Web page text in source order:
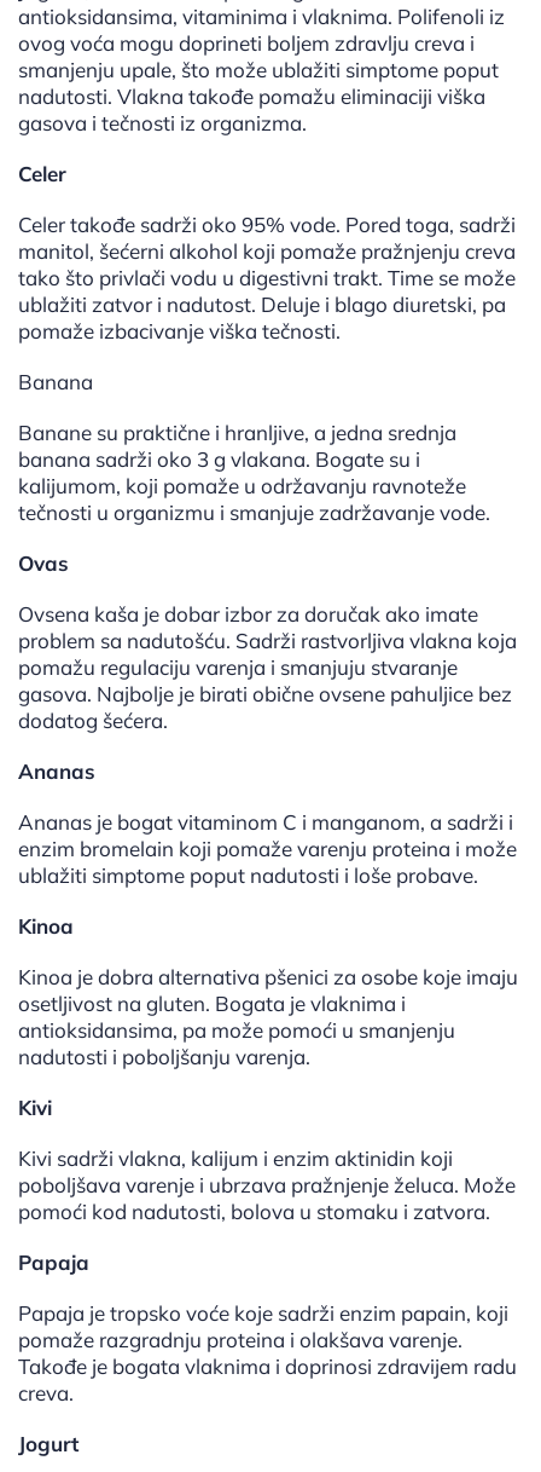
antioksidansima, vitaminima i vlaknima. Polifenoli iz
ovog voća mogu doprineti boljem zdravlju creva i
smanjenju upale, što može ublažiti simptome poput
nadutosti. Vlakna takođe pomažu eliminaciji viška
gasova i tečnosti iz organizma.
Celer
Celer takođe sadrži oko 95% vode. Pored toga, sadrži
manitol, šećerni alkohol koji pomaže pražnjenju creva
tako što privlači vodu u digestivni trakt. Time se može
ublažiti zatvor i nadutost. Deluje i blago diuretski, pa
pomaže izbacivanje viška tečnosti.
Banana
Banane su praktične i hranljive, a jedna srednja
banana sadrži oko 3 g vlakana. Bogate su i
kalijumom, koji pomaže u održavanju ravnoteže
tečnosti u organizmu i smanjuje zadržavanje vode.
Ovas
Ovsena kaša je dobar izbor za doručak ako imate
problem sa nadutošću. Sadrži rastvorljiva vlakna koja
pomažu regulaciju varenja i smanjuju stvaranje
gasova. Najbolje je birati obične ovsene pahuljice bez
dodatog šećera.
Ananas
Ananas je bogat vitaminom C i manganom, a sadrži i
enzim bromelain koji pomaže varenju proteina i može
ublažiti simptome poput nadutosti i loše probave.
Kinoa
Kinoa je dobra alternativa pšenici za osobe koje imaju
osetljivost na gluten. Bogata je vlaknima i
antioksidansima, pa može pomoći u smanjenju
nadutosti i poboljšanju varenja.
Kivi
Kivi sadrži vlakna, kalijum i enzim aktinidin koji
poboljšava varenje i ubrzava pražnjenje želuca. Može
pomoći kod nadutosti, bolova u stomaku i zatvora.
Papaja
Papaja je tropsko voće koje sadrži enzim papain, koji
pomaže razgradnju proteina i olakšava varenje.
Takođe je bogata vlaknima i doprinosi zdravijem radu
creva.
Jogurt